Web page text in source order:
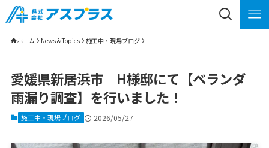
ホーム News & Topics 施工中・現場ブログ
愛媛県新居浜市 H様邸にて【ベランダ
雨漏り調査】を行いました！
施工中・現場ブログ 2026/05/27